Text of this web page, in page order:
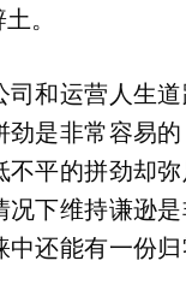
。
司和运营人生
劲是非常容易
不平的拼劲却
况下维持谦逊是
中还能有一份